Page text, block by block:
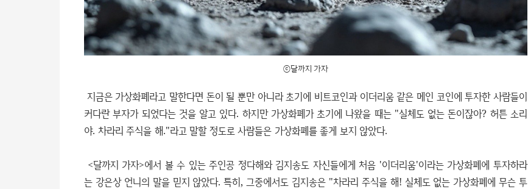
ⓒ달까지 가자
지금은 가상화폐라고 말한다면 돈이 될 뿐만 아니라 초기에 비트코인과 이더리움 같은 메인 코인에 투자한 사람들이
커다란 부자가 되었다는 것을 알고 있다. 하지만 가상화폐가 초기에 나왔을 때는 "실체도 없는 돈이잖아? 허튼 소리
야. 차라리 주식을 해."라고 말할 정도로 사람들은 가상화폐를 좋게 보지 않았다.
<달까지 가자>에서 볼 수 있는 주인공 정다해와 김지송도 자신들에게 처음 '이더리움'이라는 가상화폐에 투자하라
는 강은상 언니의 말을 믿지 않았다. 특히, 그중에서도 김지송은 "차라리 주식을 해! 실체도 없는 가상화폐에 무슨 투